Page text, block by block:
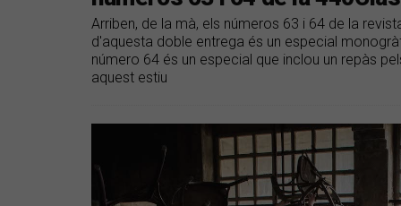
Arriben, de la mà, els números 63 i 64 de la
d'aquesta doble entrega és un especial
número 64 és un especial que inclou un repàs
aquest estiu